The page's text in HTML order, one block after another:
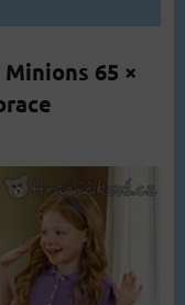
65 ×